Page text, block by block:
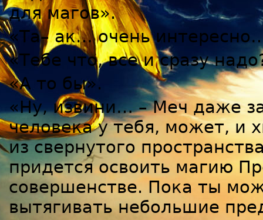
для магов».
«Та– ак… очень
«Тебе что, все и сразу
«А то бы».
«Ну, извини… – Меч даже
человека у тебя, может, и
из свернутого
придется освоить магию
совершенстве. Пока ты
вытягивать небольшие